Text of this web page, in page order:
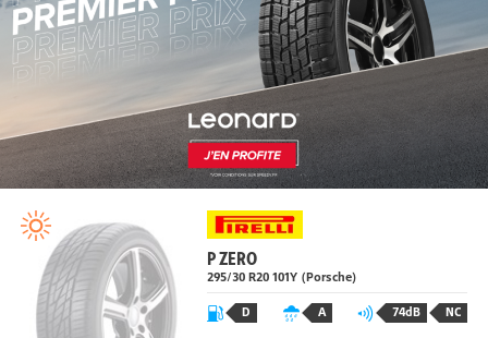
P ZERO
D A 74dB NC